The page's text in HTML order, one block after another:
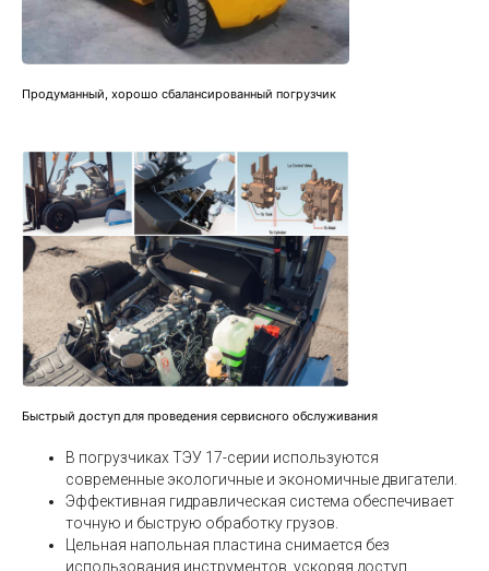
Продуманный, хорошо сбалансированный погрузчик
Быстрый доступ для проведения сервисного обслуживания
В погрузчиках ТЭУ 17-серии используются
современные экологичные и экономичные двигатели.
Эффективная гидравлическая система обеспечивает
точную и быструю обработку грузов.
Цельная напольная пластина снимается без
использования инструментов, ускоряя доступ
Роктрак Рус
Правила обработки персональных данных
© 2026 все права защищены
Условия покупки товаров и услуг
Складская техника
Вилочные погрузчики
Ручная техника
Поломоечные машины